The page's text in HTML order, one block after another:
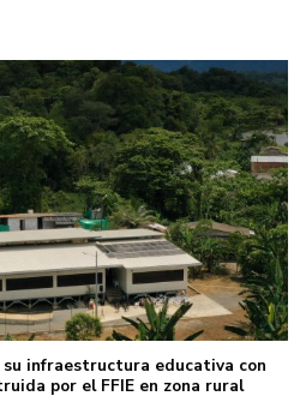
infraestructura educativa con
por el FFIE en zona rural